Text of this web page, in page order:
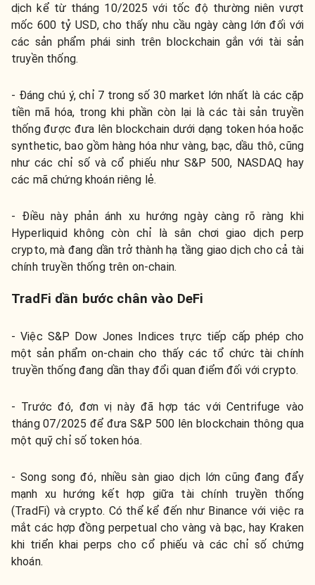
dịch kể từ tháng 10/2025 với tốc độ thường niên vượt
mốc 600 tỷ USD, cho thấy nhu cầu ngày càng lớn đối với
các sản phẩm phái sinh trên blockchain gắn với tài sản
truyền thống.
- Đáng chú ý, chỉ 7 trong số 30 market lớn nhất là các cặp
tiền mã hóa, trong khi phần còn lại là các tài sản truyền
thống được đưa lên blockchain dưới dạng token hóa hoặc
synthetic, bao gồm hàng hóa như vàng, bạc, dầu thô, cũng
như các chỉ số và cổ phiếu như S&P 500, NASDAQ hay
các mã chứng khoán riêng lẻ.
- Điều này phản ánh xu hướng ngày càng rõ ràng khi
Hyperliquid không còn chỉ là sân chơi giao dịch perp
crypto, mà đang dần trở thành hạ tầng giao dịch cho cả tài
chính truyền thống trên on-chain.
TradFi dần bước chân vào DeFi
- Việc S&P Dow Jones Indices trực tiếp cấp phép cho
một sản phẩm on-chain cho thấy các tổ chức tài chính
truyền thống đang dần thay đổi quan điểm đối với crypto.
- Trước đó, đơn vị này đã hợp tác với Centrifuge vào
tháng 07/2025 để đưa S&P 500 lên blockchain thông qua
một quỹ chỉ số token hóa.
- Song song đó, nhiều sàn giao dịch lớn cũng đang đẩy
mạnh xu hướng kết hợp giữa tài chính truyền thống
(TradFi) và crypto. Có thể kể đến như Binance với việc ra
mắt các hợp đồng perpetual cho vàng và bạc, hay Kraken
khi triển khai perps cho cổ phiếu và các chỉ số chứng
khoán.